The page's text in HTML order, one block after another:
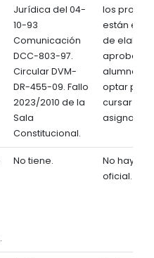
Jurídica del 04-
10-93
Comunicación
DCC-803-97.
Circular DVM-
DR-455-09. Fallo
2023/2010 de la
Sala
Constitucional.
los
están en
de
alumnado
optar por
cursar la
asignatura.
No tiene.
No hay a
oficial.